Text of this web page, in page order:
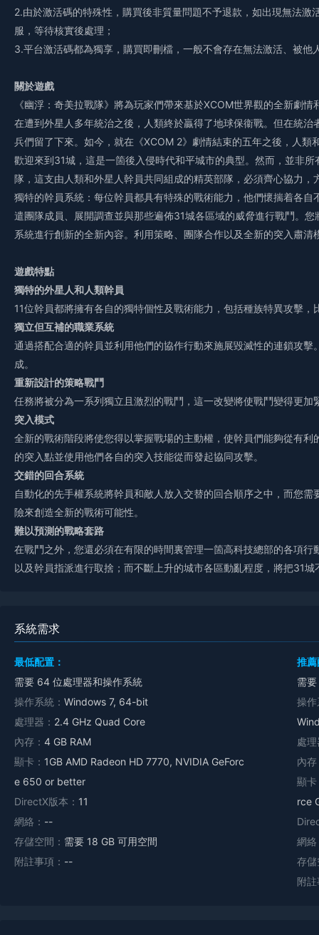
2.由於激活碼的特殊性，購買後非質量問題不予退款，如出現無法
服，等待核實後處理；
3.平台激活碼都為獨享，購買即刪檔，一般不會存在無法激活、被他
關於遊戲
《幽浮：奇美拉戰隊》將為玩家們帶來基於XCOM世界觀的全新劇
在遭到外星人多年統治之後，人類終於贏得了地球保衞戰。但在統
兵們留了下來。如今，就在《XCOM 2》劇情結束的五年之後，人類
歡迎來到31城，這是一箇後入侵時代和平城市的典型。然而，並非
隊，這支由人類和外星人幹員共同組成的精英部隊，必須齊心協力
獨特的幹員系統：每位幹員都具有特殊的戰術能力，他們懷揣着各
遣團隊成員、展開調查並與那些遍佈31城各區域的威脅進行戰鬥。
系統進行創新的全新內容。利用策略、團隊合作以及全新的突入肅清
遊戲特點
獨特的外星人和人類幹員
11位幹員都將擁有各自的獨特個性及戰術能力，包括種族特異攻擊，
獨立但互補的職業系統
通過搭配合適的幹員並利用他們的協作行動來施展毀滅性的連鎖攻
成。
重新設計的策略戰鬥
任務將被分為一系列獨立且激烈的戰鬥，這一改變將使戰鬥變得更加
突入模式
全新的戰術階段將使您得以掌握戰場的主動權，使幹員們能夠從有
的突入點並使用他們各自的突入技能從而發起協同攻擊。
交錯的回合系統
自動化的先手權系統將幹員和敵人放入交替的回合順序之中，而您
險來創造全新的戰術可能性。
難以預測的戰略套路
在戰鬥之外，您還必須在有限的時間裏管理一箇高科技總部的各項
以及幹員指派進行取捨；而不斷上升的城市各區動亂程度，將把31
系統需求
最低配置：
需要 64 位處理器和操作系統
操作系統： Windows 7, 64-bit
處理器： 2.4 GHz Quad Core
內存： 4 GB RAM
顯卡： 1GB AMD Radeon HD 7770, NVIDIA GeForc
e 650 or better
DirectX版本： 11
網絡： --
存儲空間： 需要 18 GB 可用空間
附註事項： --
推
需
操
處
內
顯卡
rce
網絡
存
附